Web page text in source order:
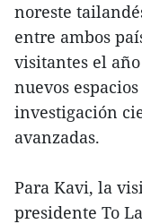
noreste
entre ambos
visitantes el
nuevos
investigación
avanzadas.
Para Kavi, la
presidente To